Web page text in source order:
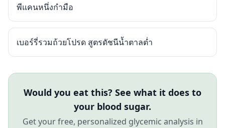
พีแคนหนึ่งกำมือ
เบอร์รี่รวมถ้วยโปรด สูตรดัชนีน้ำตาลต่ำ
Would you eat this? See what it does to
your blood sugar.
Get your free, personalized glycemic analysis in